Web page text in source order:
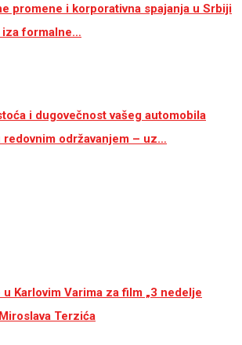
promene i korporativna spajanja u Srbiji
formalne…
i dugovečnost vašeg automobila
redovnim održavanjem – uz…
u Karlovim Varima za film „3 nedelje
Terzića